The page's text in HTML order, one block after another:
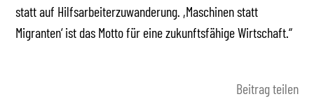
statt auf Hilfsarbeiterzuwanderung. ,Maschinen statt
Migranten‘ ist das Motto für eine zukunftsfähige Wirtschaft.“
Beitrag teilen